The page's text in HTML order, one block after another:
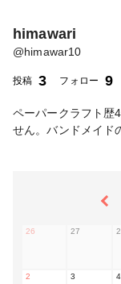
himawari
@himawar10
投稿 3 フォロー 9
ペーパークラフト歴
せん。バンドメイド
26 27
2 3 4